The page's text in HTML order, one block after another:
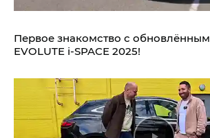
Первое знакомство с обновлённым
EVOLUTE i‑SPACE 2025!